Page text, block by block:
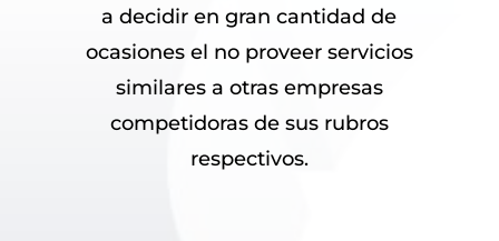
a decidir en gran cantidad de
ocasiones el no proveer servicios
similares a otras empresas
competidoras de sus rubros
respectivos.